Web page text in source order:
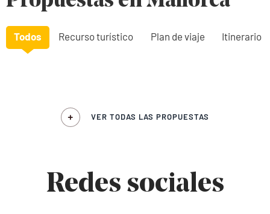
Todos Recurso turístico Plan de viaje Itinerario
VER TODAS LAS PROPUESTAS
Redes sociales